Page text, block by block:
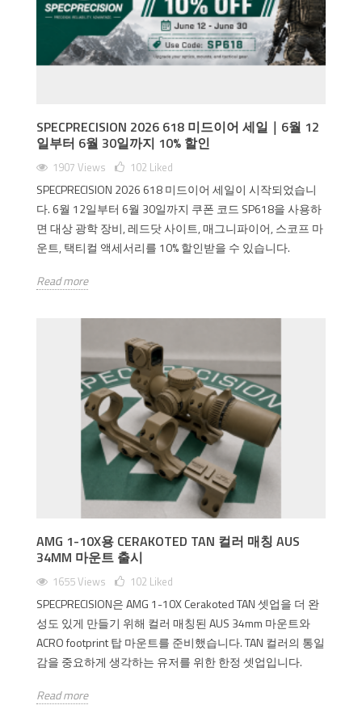
SPECPRECISION 2026 618 미드이어 세일｜6월 12
일부터 6월 30일까지 10% 할인
1907 Views 102 Liked
SPECPRECISION 2026 618 미드이어 세일이 시작되었습니
다. 6월 12일부터 6월 30일까지 쿠폰 코드 SP618을 사용하
면 대상 광학 장비, 레드닷 사이트, 매그니파이어, 스코프 마
운트, 택티컬 액세서리를 10% 할인받을 수 있습니다.
Read more
AMG 1-10X용 CERAKOTED TAN 컬러 매칭 AUS
34MM 마운트 출시
1655 Views 102 Liked
SPECPRECISION은 AMG 1-10X Cerakoted TAN 셋업을 더 완
성도 있게 만들기 위해 컬러 매칭된 AUS 34mm 마운트와
ACRO footprint 탑 마운트를 준비했습니다. TAN 컬러의 통일
감을 중요하게 생각하는 유저를 위한 한정 셋업입니다.
Read more